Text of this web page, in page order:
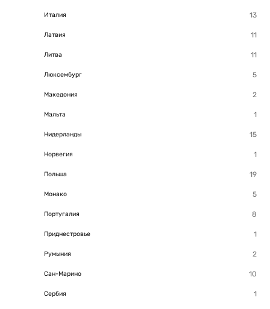
Италия
Латвия
Литва
Люксембург
Македония
Мальта
Нидерланды
Норвегия
Польша
Монако
Португалия
Приднестровье
Румыния
Сан-Марино
Сербия